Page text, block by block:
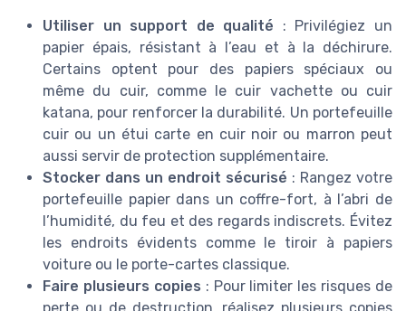
Utiliser un support de qualité : Privilégiez un
papier épais, résistant à l’eau et à la déchirure.
Certains optent pour des papiers spéciaux ou
même du cuir, comme le cuir vachette ou cuir
katana, pour renforcer la durabilité. Un portefeuille
cuir ou un étui carte en cuir noir ou marron peut
aussi servir de protection supplémentaire.
Stocker dans un endroit sécurisé : Rangez votre
portefeuille papier dans un coffre-fort, à l’abri de
l’humidité, du feu et des regards indiscrets. Évitez
les endroits évidents comme le tiroir à papiers
voiture ou le porte-cartes classique.
Faire plusieurs copies : Pour limiter les risques de